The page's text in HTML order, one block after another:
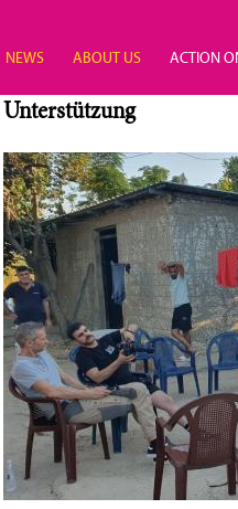
NEWS ABOUT US ACTION
Unterstützung